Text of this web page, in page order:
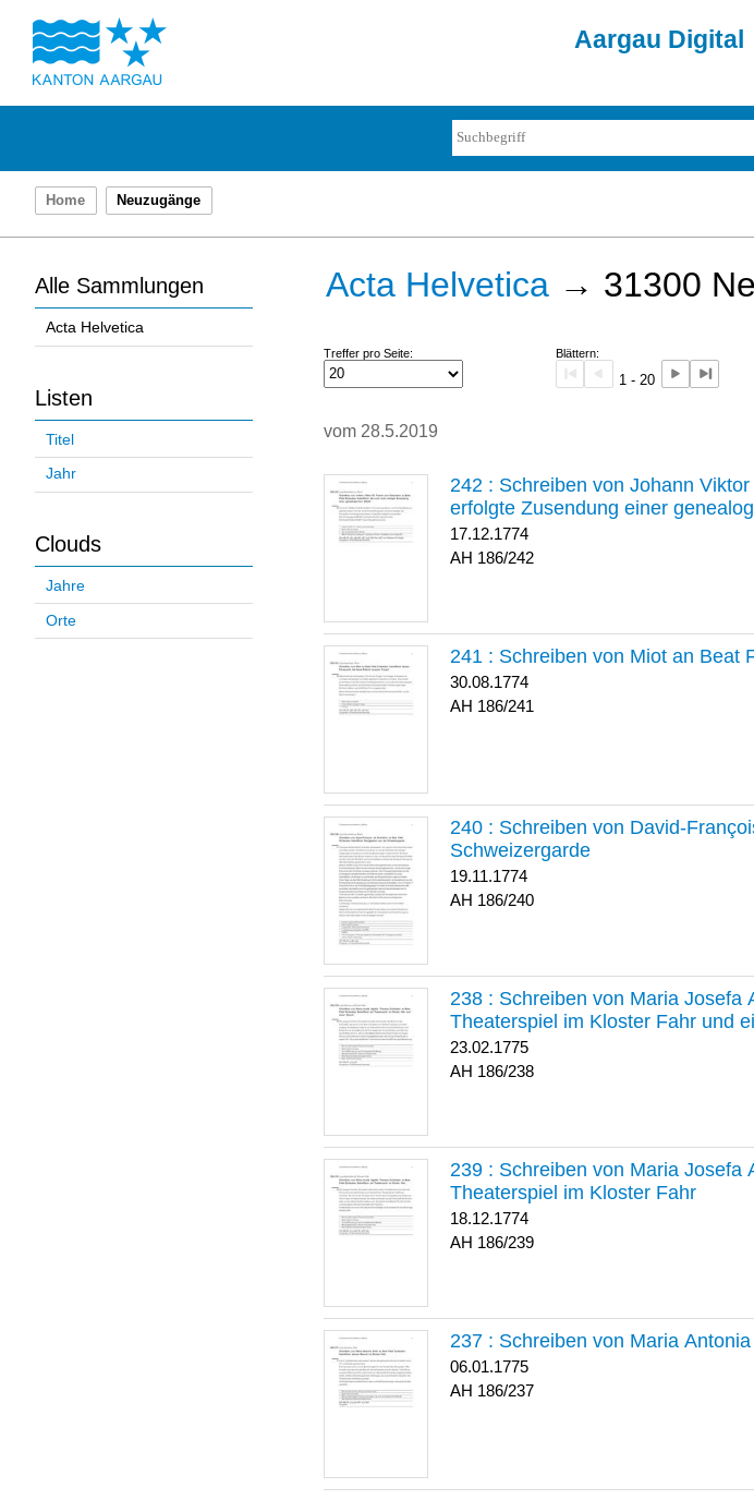
Aargau Digital
Home Neuzugänge
Alle Sammlungen
Acta Helvetica
Listen
Titel
Jahr
Clouds
Jahre
Orte
Acta Helvetica → 31300
Treffer pro Seite: Blättern:
1 - 20
vom 28.5.2019
242 : Schreiben von Johann
erfolgte Zusendung einer
17.12.1774
186/242
241 : Schreiben von Miot an Beat
30.08.1774
186/241
240 : Schreiben von David-
Schweizergarde
19.11.1774
186/240
238 : Schreiben von Maria Josefa
Theaterspiel im Kloster Fahr und
23.02.1775
186/238
239 : Schreiben von Maria Josefa
Theaterspiel im Kloster Fahr
18.12.1774
186/239
237 : Schreiben von Maria
06.01.1775
186/237